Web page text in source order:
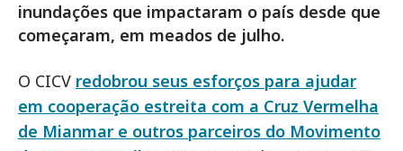
inundações que impactaram o país desde que
começaram, em meados de julho.
O CICV redobrou seus esforços para ajudar
em cooperação estreita com a Cruz Vermelha
de Mianmar e outros parceiros do Movimento